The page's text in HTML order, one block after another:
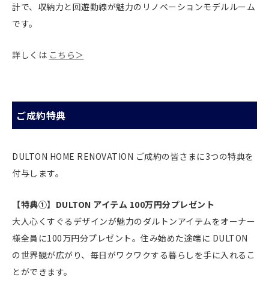
計で、収納力と回遊動線が魅力のリノベーションモデルルーム
です。
詳しくは こちら＞
ご成約特典
DULTON HOME RENOVATION ご成約の皆さまに3つの特典を
付与します。
【特典①】DULTON アイテム 100万円分プレゼント
大人心くすぐるデザインが魅力のダルトンアイテムをオーナー
様全員に100万円分プレゼント。住み始めた途端に DULTON
の世界観が広がり、毎日がワクワクする暮らしを手に入れるこ
とができます。